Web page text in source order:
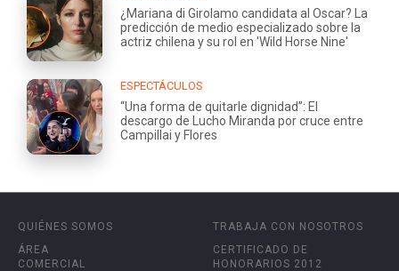
¿Mariana di Girolamo candidata al Oscar? La
predicción de medio especializado sobre la
actriz chilena y su rol en 'Wild Horse Nine'
ESPECTÁCULOS
“Una forma de quitarle dignidad”: El
descargo de Lucho Miranda por cruce entre
Campillai y Flores
QUIÉNES SOMOS
ÁREA
COMERCIAL
TRABAJA CON NOSOTROS
CERTIFICADO DE
HONORARIOS 2012